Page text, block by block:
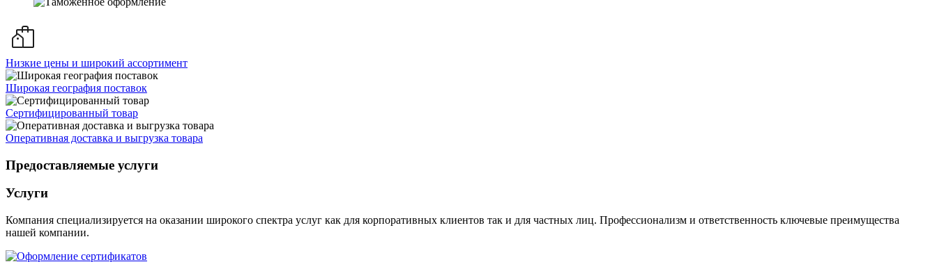
Низкие цены и широкий ассортимент
Широкая география поставок
Сертифицированный товар
Оперативная доставка и выгрузка товара
Предоставляемые услуги
Услуги
Компания специализируется на оказании широкого спектра услуг как для корпоративных клиентов так и для частных лиц. Профессионализм и ответственность ключевые преимущества
нашей компании.